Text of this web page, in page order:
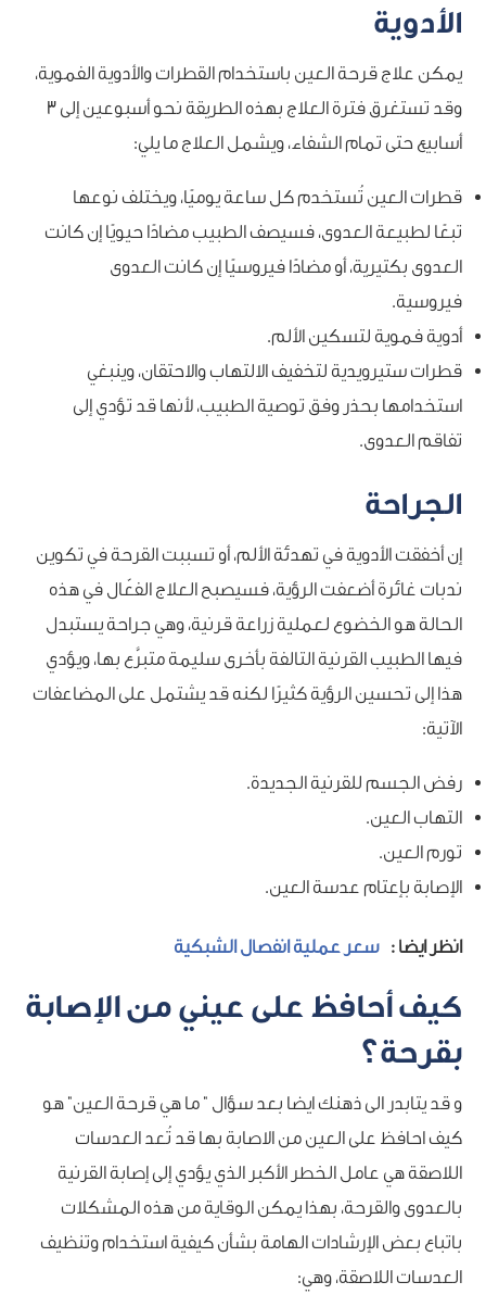
الأدوية
يمكن علاج قرحة العين باستخدام القطرات والأدوية الفموية،
وقد تستغرق فترة العلاج بهذه الطريقة نحو أسبوعين إلى 3
أسابيع حتى تمام الشفاء، ويشمل العلاج ما يلي:
قطرات العين تُستخدم كل ساعة يوميًا، ويختلف نوعها
تبعًا لطبيعة العدوى، فسيصف الطبيب مضادًا حيويًا إن كانت
العدوى بكتيرية، أو مضادًا فيروسيًا إن كانت العدوى
فيروسية.
أدوية فموية لتسكين الألم.
قطرات ستيرويدية لتخفيف الالتهاب والاحتقان، وينبغي
استخدامها بحذر وفق توصية الطبيب، لأنها قد تؤدي إلى
تفاقم العدوى.
الجراحة
إن أخفقت الأدوية في تهدئة الألم، أو تسببت القرحة في تكوين
ندبات غائرة أضعفت الرؤية، فسيصبح العلاج الفعّال في هذه
الحالة هو الخضوع لعملية زراعة قرنية، وهي جراحة يستبدل
فيها الطبيب القرنية التالفة بأخرى سليمة متبرَّع بها، ويؤدي
هذا إلى تحسين الرؤية كثيرًا لكنه قد يشتمل على المضاعفات
الآتية:
رفض الجسم للقرنية الجديدة.
التهاب العين.
تورم العين.
الإصابة بإعتام عدسة العين.
انظر ايضا :سعر عملية انفصال الشبكية
كيف أحافظ على عيني من الإصابة
بقرحة؟
و قد يتابدر الى ذهنك ايضا بعد سؤال ” ما هي قرحة العين” هو
كيف احافظ على العين من الاصابة بها قد تُعد العدسات
اللاصقة هي عامل الخطر الأكبر الذي يؤدي إلى إصابة القرنية
بالعدوى والقرحة، بهذا يمكن الوقاية من هذه المشكلات
باتباع بعض الإرشادات الهامة بشأن كيفية استخدام وتنظيف
العدسات اللاصقة، وهي: